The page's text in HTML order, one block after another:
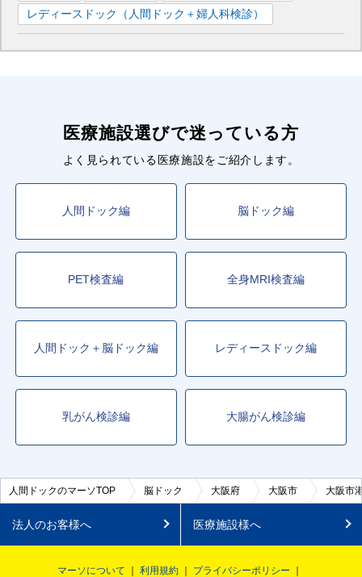
レディースドック（人間ドック＋婦人科検診）
医療施設選びで迷っている方
よく見られている医療施設をご紹介します。
人間ドック編 脳ドック編
PET検査編 全身MRI検査編
人間ドック＋脳ドック編 レディースドック編
乳がん検診編 大腸がん検診編
人間ドックのマーソTOP 脳ドック 大阪府 大阪市 大阪市
法人のお客様へ 医療施設様へ
マーソについて 利用規約 プライバシーポリシー